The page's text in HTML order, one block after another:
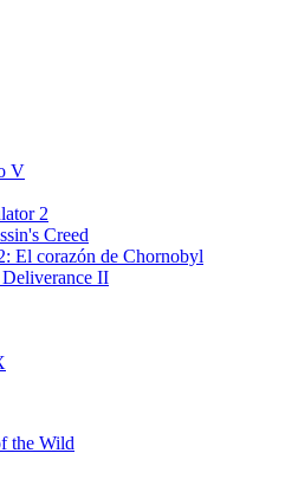
V
2
Creed
El corazón de Chornobyl
II
the Wild